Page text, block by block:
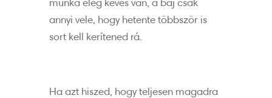
annyi vele, hogy hetente többször is
sort kell kerítened rá.
Ha azt hiszed, hogy teljesen magadra